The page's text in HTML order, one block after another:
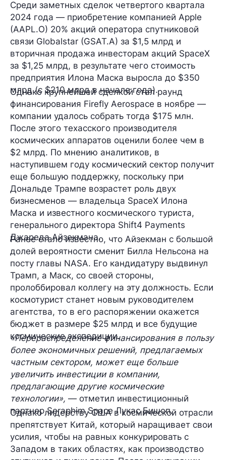
Среди заметных сделок четвертого квартала
2024 года — приобретение компанией Apple
(AAPL.O) 20% акций оператора спутниковой
связи Globalstar (GSAT.A) за $1,5 млрд и
вторичная продажа инвесторам акций SpaceX
за $1,25 млрд, в результате чего стоимость
предприятия Илона Маска выросла до $350
млрд(с $210 млрд в начале года).
Однако крупнейшей сделкой стал раунд
финансирования Firefly Aerospace в ноябре —
компании удалось собрать тогда $175 млн.
После этого техасского производителя
космических аппаратов оценили более чем в
$2 млрд. По мнению аналитиков, в
наступившем году космический сектор получит
еще большую поддержку, поскольку при
Дональде Трампе возрастет роль двух
бизнесменов — владельца SpaceX Илона
Маска и известного космического туриста,
генерального директора Shift4 Payments
Джареда Айзекмана.
Ранее стало известно, что Айзекман с большой
долей вероятности сменит Билла Нельсона на
посту главы NASA. Его кандидатуру выдвинул
Трамп, а Маск, со своей стороны,
пролоббировал коллегу на эту должность. Если
космотурист станет новым руководителем
агентства, то в его распоряжении окажется
бюджет в размере $25 млрд и все будущие
космические экспедиции.
«Перераспределение финансирования в пользу
более экономичных решений, предлагаемых
частным сектором, может еще больше
увеличить инвестиции в компании,
предлагающие другие космические
технологии», — отметил инвестиционный
партнер Seraphim SpaceЛукас Бишоп.
Однако лидерству США в космической отрасли
препятствует Китай, который наращивает свои
усилия, чтобы на равных конкурировать с
Западом в таких областях, как производство